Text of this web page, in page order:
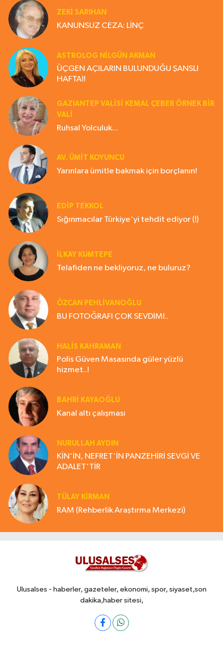
ZEKI SARIHAN
KANUNSUZ CEZA: LİNÇ
ASTROLOG NILGÜN AKMAN
ÜÇGEN AÇILARIN BULUNDUĞU ŞANSLI
HAFTA!!
GAZIANTEP VALISI KEMAL ÇEBER ÖRNEK BİR
VALİ
Ruhsal Yolculuk...
AV. ÜMIT KOYUNCU
Yarınlara ümitle bakmak için borçlanın!
EDIP TEKKOL
Sığınmacılar Türkiye'yi tehdit ediyor (!)
İLKAY KUMTEPE
Telafiden ne bekliyoruz, ne buluruz?
ÖZCAN PEHLİVANOĞLU
BU FOTOĞRAFI ÇOK SEVDİM!..
HALIS KAHRAMAN
Polis Güven Masasında güler yüzlü
hizmet..!
BAHRI KAYAOĞLU
Kanal altı çalışması
NURULLAH AYDIN
KİN'İN, NEFRET'İN PANZEHİRİ SEVGİ VE
ADALET'TİR
TÜLAY KİRMAN
RAM (Rehberlik Araştırma Merkezi)
Ulusalses - haberler, gazeteler, ekonomi, spor, siyaset,son
dakika,haber sitesi,